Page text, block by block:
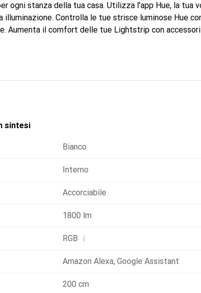
ogni stanza della tua casa. Utilizza l'app Hue, la tua
Controlla le tue strisce luminose Hue
Aumenta il comfort delle tue Lightstrip con
come Amazon Alexa, Apple HomeKit e Google
sintesi
Bianco
Interno
Accorciabile
1800 lm
RGB i
Amazon Alexa, Google Assistant
200 cm